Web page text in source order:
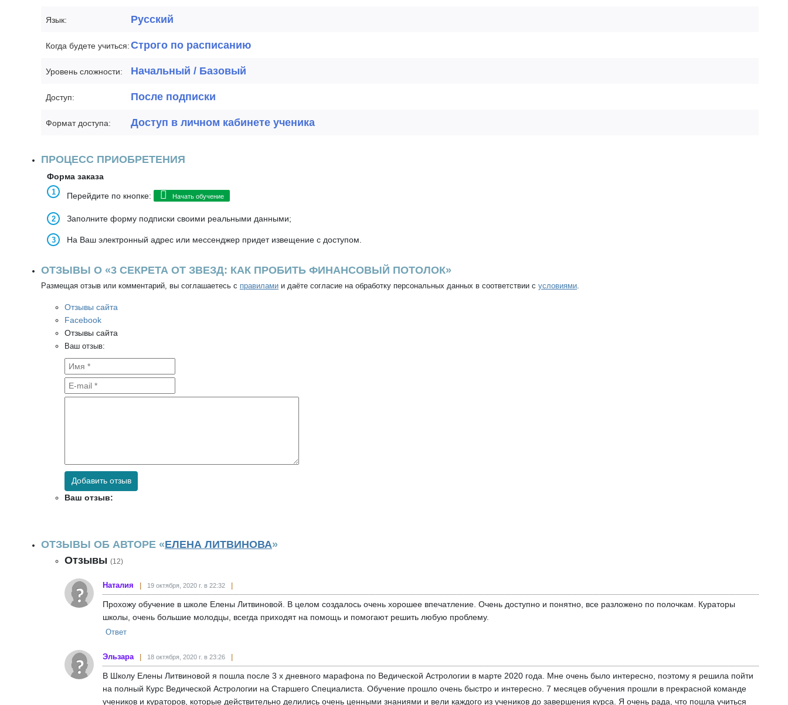
Язык: Русский
Когда будете учиться:Строго по расписанию
Уровень сложности: Начальный / Базовый
Доступ: После подписки
Формат доступа: Доступ в личном кабинете ученика
ПРОЦЕСС ПРИОБРЕТЕНИЯ
Форма заказа
Перейдите по кнопке: Начать обучение
Заполните форму подписки своими реальными данными;
На Ваш электронный адрес или мессенджер придет извещение с доступом.
ОТЗЫВЫ О «3 СЕКРЕТА ОТ ЗВЕЗД: КАК ПРОБИТЬ ФИНАНСОВЫЙ ПОТОЛОК»
Размещая отзыв или комментарий, вы соглашаетесь с правилами и даёте согласие на обработку персональных данных в соответствии с условиями.
Отзывы сайта
Facebook
Отзывы сайта
Ваш отзыв:
Добавить отзыв
Ваш отзыв:
ОТЗЫВЫ ОБ АВТОРЕ «ЕЛЕНА ЛИТВИНОВА»
Отзывы (12)
Наталия 19 октября, 2020 г. в 22:32
Прохожу обучение в школе Елены Литвиновой. В целом создалось очень хорошее впечатление. Очень доступно и понятно, все разложено по полочкам. Кураторы
школы, очень большие молодцы, всегда приходят на помощь и помогают решить любую проблему.
Ответ
Эльзара 18 октября, 2020 г. в 23:26
В Школу Елены Литвиновой я пошла после 3 х дневного марафона по Ведической Астрологии в марте 2020 года. Мне очень было интересно, поэтому я решила пойти
на полный Курс Ведической Астрологии на Старшего Специалиста. Обучение прошло очень быстро и интересно. 7 месяцев обучения прошли в прекрасной команде
учеников и кураторов, которые действительно делились очень ценными знаниями и вели каждого из учеников до завершения курса. Я очень рада, что пошла учиться